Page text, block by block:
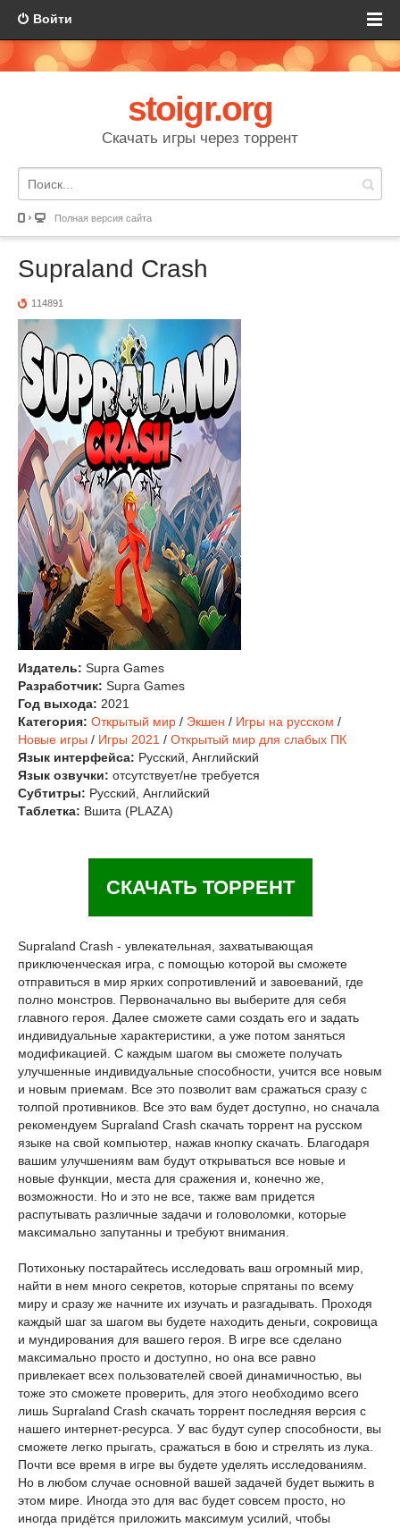
Войти
stoigr.org
Скачать игры через торрент
Полная версия сайта
Supraland Crash
114891
Издатель: Supra Games
Разработчик: Supra Games
Год выхода: 2021
Категория: Открытый мир / Экшен / Игры на русском /
Новые игры / Игры 2021 / Открытый мир для слабых ПК
Язык интерфейса: Русский, Английский
Язык озвучки: отсутствует/не требуется
Субтитры: Русский, Английский
Таблетка: Вшита (PLAZA)
СКАЧАТЬ ТОРРЕНТ
Supraland Crash - увлекательная, захватывающая
приключенческая игра, с помощью которой вы сможете
отправиться в мир ярких сопротивлений и завоеваний, где
полно монстров. Первоначально вы выберите для себя
главного героя. Далее сможете сами создать его и задать
индивидуальные характеристики, а уже потом заняться
модификацией. С каждым шагом вы сможете получать
улучшенные индивидуальные способности, учится все новым
и новым приемам. Все это позволит вам сражаться сразу с
толпой противников. Все это вам будет доступно, но сначала
рекомендуем Supraland Crash скачать торрент на русском
языке на свой компьютер, нажав кнопку скачать. Благодаря
вашим улучшениям вам будут открываться все новые и
новые функции, места для сражения и, конечно же,
возможности. Но и это не все, также вам придется
распутывать различные задачи и головоломки, которые
максимально запутанны и требуют внимания.
Потихоньку постарайтесь исследовать ваш огромный мир,
найти в нем много секретов, которые спрятаны по всему
миру и сразу же начните их изучать и разгадывать. Проходя
каждый шаг за шагом вы будете находить деньги, сокровища
и мундирования для вашего героя. В игре все сделано
максимально просто и доступно, но она все равно
привлекает всех пользователей своей динамичностью, вы
тоже это сможете проверить, для этого необходимо всего
лишь Supraland Crash скачать торрент последняя версия с
нашего интернет-ресурса. У вас будут супер способности, вы
сможете легко прыгать, сражаться в бою и стрелять из лука.
Почти все время в игре вы будете уделять исследованиям.
Но в любом случае основной вашей задачей будет выжить в
этом мире. Иногда это для вас будет совсем просто, но
иногда придётся приложить максимум усилий, чтобы